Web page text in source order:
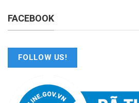
FACEBOOK
FOLLOW US!